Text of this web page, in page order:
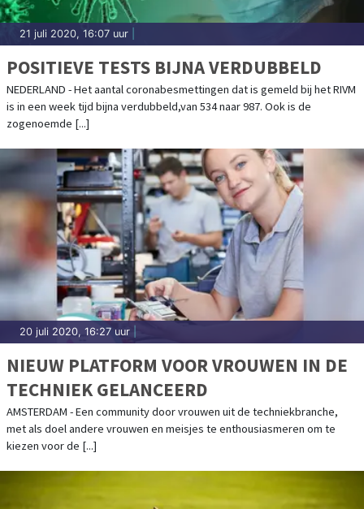
21 juli 2020, 16:07 uur
POSITIEVE TESTS BIJNA VERDUBBELD
NEDERLAND - Het aantal coronabesmettingen dat is gemeld bij het RIVM
is in een week tijd bijna verdubbeld,van 534 naar 987. Ook is de
zogenoemde [...]
20 juli 2020, 16:27 uur
NIEUW PLATFORM VOOR VROUWEN IN DE
TECHNIEK GELANCEERD
AMSTERDAM - Een community door vrouwen uit de techniekbranche,
met als doel andere vrouwen en meisjes te enthousiasmeren om te
kiezen voor de [...]